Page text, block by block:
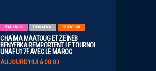
FÉMININES FORMATION SÉLECTION
CHAÏMA MAATOUG ET ZEÏNEB
BENYEBKA REMPORTENT LE TOURNOI
UNAF U17F AVEC LE MAROC
AUJOURD'HUI à 00:00